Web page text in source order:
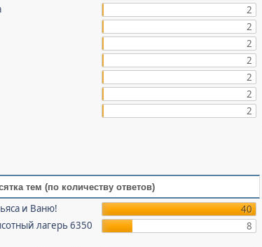
2
2
2
2
2
2
2
тем (по количеству ответов)
и Ваню!
40
лагерь 6350
8